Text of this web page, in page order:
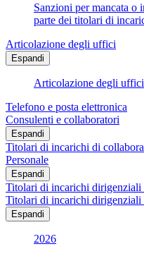
Sanzioni per mancata o
parte dei titolari di
Articolazione degli uffici
Espandi
Articolazione degli uffici
Telefono e posta elettronica
Consulenti e collaboratori
Espandi
Titolari di incarichi di
Personale
Espandi
Titolari di incarichi
Titolari di incarichi
Espandi
2026